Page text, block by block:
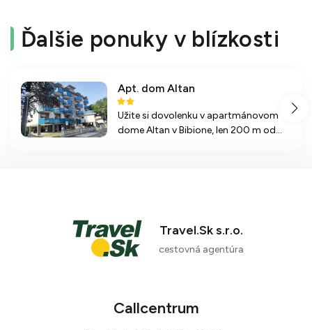
Ďalšie ponuky v blízkosti
Apt. dom Altan
Užite si dovolenku v apartmánovom
dome Altan v Bibione, len 200 m od
Travel.Sk s.r.o.
cestovná agentúra
Callcentrum